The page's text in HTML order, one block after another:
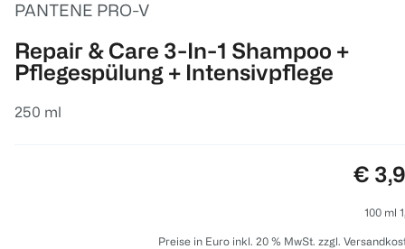
PANTENE PRO-V
Repair & Care 3-In-1 Shampoo +
Pflegespülung + Intensivpflege
250 ml
€
100 ml
Preise in Euro inkl. 20 % MwSt. zzgl.